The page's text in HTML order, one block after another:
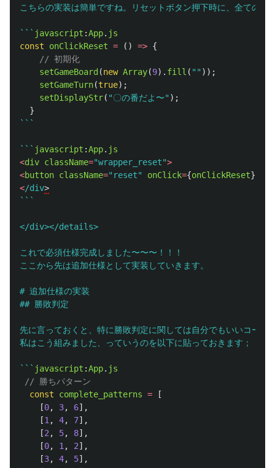
こちらの実装は簡単ですね。リセットボタン押下時に、全ての状
``` javascript :App. js
const
onClickReset = () => {
// 初期化
setGameBoard (new Array(9). fill ( "" ));
setGameTurn(true);
setDisplayStr( "〇の番だよ〜" );
}
```
``` javascript :App. js
<div className="wrapper_reset">
<button className=" reset" onClick={onClickReset}
</div
```
</div></details>
これで必須仕様完成しました〜〜〜！！！
ここから先は追加仕様として実装していきます。
# 追加仕様の実装
## 勝敗判定
先に言っておくと、特に勝敗判定に関しては自分でもいいコード
私はこう組みました、っていうのを以下に貼っておきます；；
``` javascript :App. js
// 勝ちパターン
const
complete_patterns =
[
[0, 3, 6],
[1 , 4, 7],
[2 , 5, 8],
[0, 1 , 2],
[3, 4, 5],